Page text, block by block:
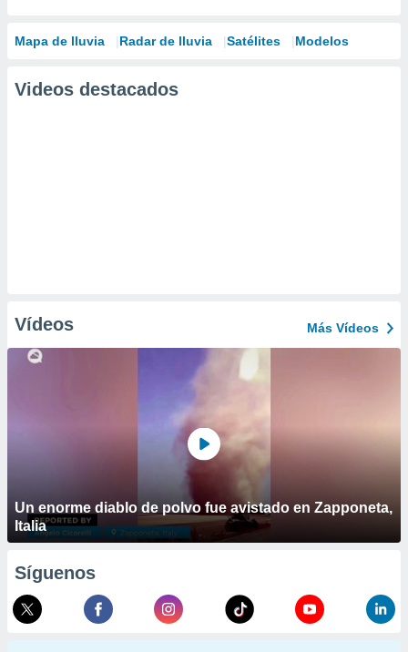
Mapa de lluvia Radar de lluvia Satélites Modelos
Videos destacados
Vídeos Más Vídeos
Un enorme diablo de polvo fue avistado en Zapponeta,
Italia
Síguenos